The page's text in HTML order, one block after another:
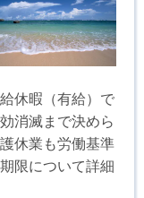
休暇（有給）で
消滅まで決めら
休業も労働基準
限について詳細